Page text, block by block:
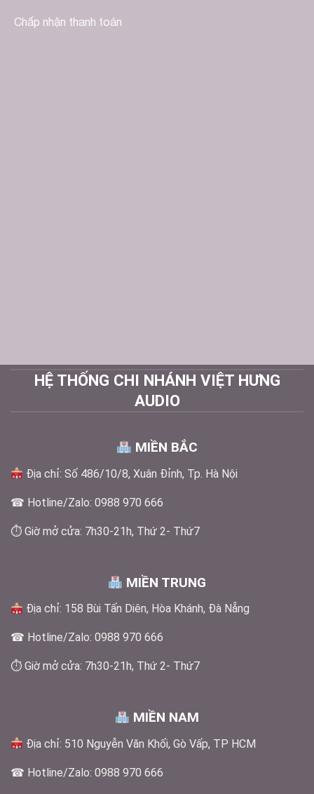
Chấp nhận thanh toán
HỆ THỐNG CHI NHÁNH VIỆT HƯNG
AUDIO
MIỀN BẮC
Địa chỉ: Số 486/10/8, Xuân Đỉnh, Tp. Hà Nội
☎ Hotline/Zalo: 0988 970 666
⏱ Giờ mở cửa: 7h30-21h, Thứ 2- Thứ7
MIỀN TRUNG
Địa chỉ: 158 Bùi Tấn Diên, Hòa Khánh, Đà Nẵng
☎ Hotline/Zalo: 0988 970 666
⏱ Giờ mở cửa: 7h30-21h, Thứ 2- Thứ7
MIỀN NAM
Địa chỉ: 510 Nguyễn Văn Khối, Gò Vấp, TP HCM
☎ Hotline/Zalo: 0988 970 666